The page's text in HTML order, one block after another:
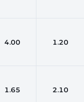
4.00 1.20
1.65 2.10